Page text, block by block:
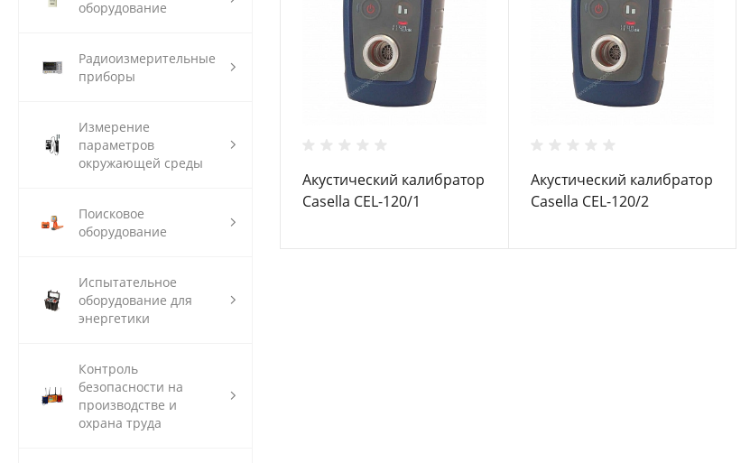
оборудование
Радиоизмерительные
приборы
Измерение
параметров
окружающей среды
Поисковое
оборудование
Испытательное
оборудование для
энергетики
Контроль
безопасности на
производстве и
охрана труда
Акустический калибратор
Casella CEL-120/1
Акустический калибратор
Casella CEL-120/2